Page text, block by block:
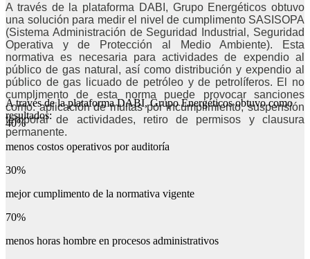
A través de la plataforma DABI, Grupo Energéticos obtuvo
una solución para medir el nivel de cumplimento SASISOPA
(Sistema Administración de Seguridad Industrial, Seguridad
Operativa y de Protección al Medio Ambiente). Esta
normativa es necesaria para actividades de expendio al
público de gas natural, así como distribución y expendio al
público de gas licuado de petróleo y de petrolíferos. El no
cumplimento de esta norma puede provocar sanciones
como: aplicación de multas por incumplimiento, suspensión
temporal de actividades, retiro de permisos y clausura
permanente.
A través de la plataforma DABI, Grupo Energéticos obtuvo como
resultados:
40%
menos costos operativos por auditoría
30%
mejor cumplimento de la normativa vigente
70%
menos horas hombre en procesos administrativos